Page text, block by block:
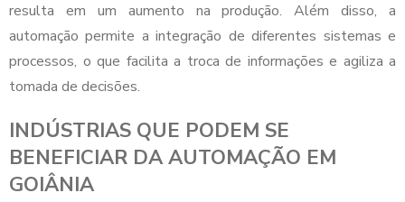
resulta em um aumento na produção. Além disso, a
automação permite a integração de diferentes sistemas e
processos, o que facilita a troca de informações e agiliza a
tomada de decisões.
INDÚSTRIAS QUE PODEM SE
BENEFICIAR DA AUTOMAÇÃO EM
GOIÂNIA